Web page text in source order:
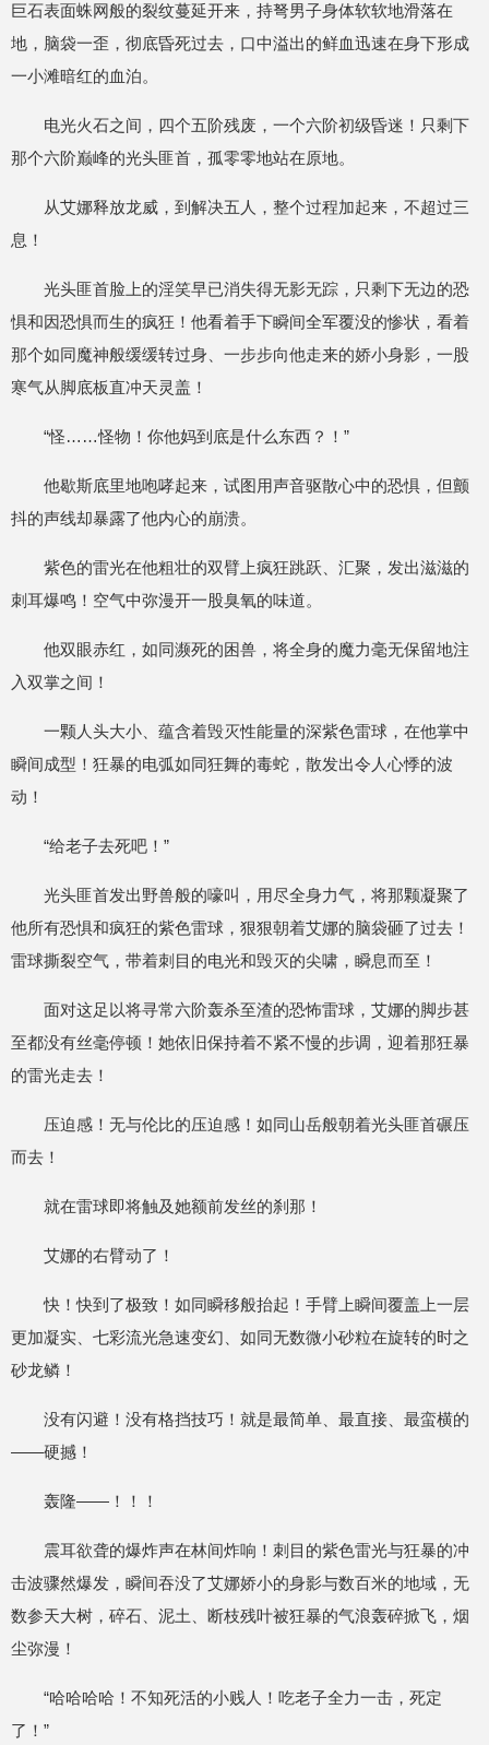
巨石表面蛛网般的裂纹蔓延开来，持弩男子身体软软地滑落在
地，脑袋一歪，彻底昏死过去，口中溢出的鲜血迅速在身下形成
一小滩暗红的血泊。
电光火石之间，四个五阶残废，一个六阶初级昏迷！只剩下
那个六阶巅峰的光头匪首，孤零零地站在原地。
从艾娜释放龙威，到解决五人，整个过程加起来，不超过三
息！
光头匪首脸上的淫笑早已消失得无影无踪，只剩下无边的恐
惧和因恐惧而生的疯狂！他看着手下瞬间全军覆没的惨状，看着
那个如同魔神般缓缓转过身、一步步向他走来的娇小身影，一股
寒气从脚底板直冲天灵盖！
“怪……怪物！你他妈到底是什么东西？！”
他歇斯底里地咆哮起来，试图用声音驱散心中的恐惧，但颤
抖的声线却暴露了他内心的崩溃。
紫色的雷光在他粗壮的双臂上疯狂跳跃、汇聚，发出滋滋的
刺耳爆鸣！空气中弥漫开一股臭氧的味道。
他双眼赤红，如同濒死的困兽，将全身的魔力毫无保留地注
入双掌之间！
一颗人头大小、蕴含着毁灭性能量的深紫色雷球，在他掌中
瞬间成型！狂暴的电弧如同狂舞的毒蛇，散发出令人心悸的波
动！
“给老子去死吧！”
光头匪首发出野兽般的嚎叫，用尽全身力气，将那颗凝聚了
他所有恐惧和疯狂的紫色雷球，狠狠朝着艾娜的脑袋砸了过去！
雷球撕裂空气，带着刺目的电光和毁灭的尖啸，瞬息而至！
面对这足以将寻常六阶轰杀至渣的恐怖雷球，艾娜的脚步甚
至都没有丝毫停顿！她依旧保持着不紧不慢的步调，迎着那狂暴
的雷光走去！
压迫感！无与伦比的压迫感！如同山岳般朝着光头匪首碾压
而去！
就在雷球即将触及她额前发丝的刹那！
艾娜的右臂动了！
快！快到了极致！如同瞬移般抬起！手臂上瞬间覆盖上一层
更加凝实、七彩流光急速变幻、如同无数微小砂粒在旋转的时之
砂龙鳞！
没有闪避！没有格挡技巧！就是最简单、最直接、最蛮横的
——硬撼！
轰隆——！！！
震耳欲聋的爆炸声在林间炸响！刺目的紫色雷光与狂暴的冲
击波骤然爆发，瞬间吞没了艾娜娇小的身影与数百米的地域，无
数参天大树，碎石、泥土、断枝残叶被狂暴的气浪轰碎掀飞，烟
尘弥漫！
“哈哈哈哈！不知死活的小贱人！吃老子全力一击，死定
了！”